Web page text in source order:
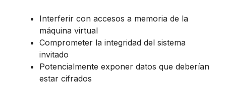
Interferir con accesos a memoria de la
máquina virtual
Comprometer la integridad del sistema
invitado
Potencialmente exponer datos que deberían
estar cifrados